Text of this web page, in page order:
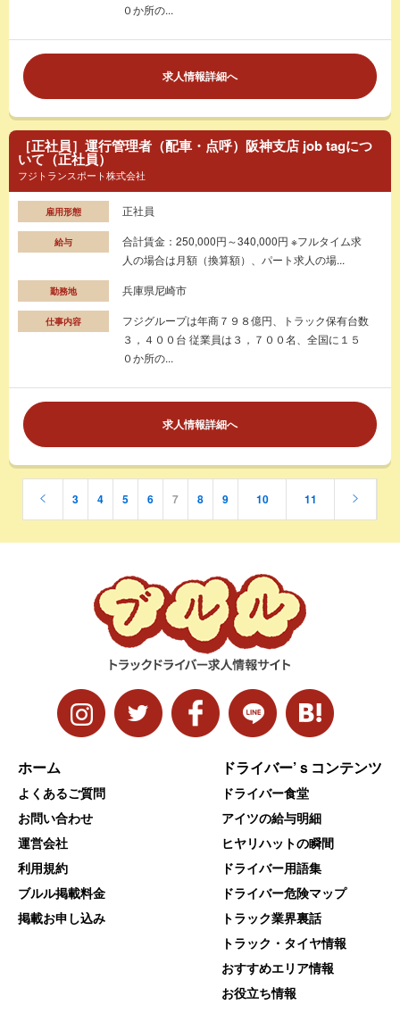
０か所の...
求人情報詳細へ
［正社員］運行管理者（配車・点呼）阪神支店 job tagにつ
いて（正社員）
フジトランスポート株式会社
雇用形態 正社員
給与
合計賃金：250,000円～340,000円 ※フルタイム求
人の場合は月額（換算額）、パート求人の場...
勤務地 兵庫県尼崎市
仕事内容
フジグループは年商７９８億円、トラック保有台数
３，４００台 従業員は３，７００名、全国に１５
０か所の...
求人情報詳細へ
3 4 5 6 7 8 9 10 11
ホーム
よくあるご質問
お問い合わせ
運営会社
利用規約
ブルル掲載料金
掲載お申し込み
ドライバー’ｓコンテンツ
ドライバー食堂
アイツの給与明細
ヒヤリハットの瞬間
ドライバー用語集
ドライバー危険マップ
トラック業界裏話
トラック・タイヤ情報
おすすめエリア情報
お役立ち情報